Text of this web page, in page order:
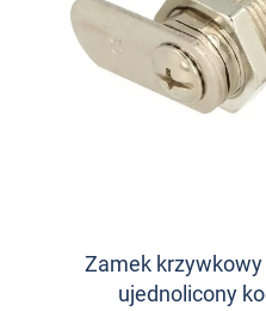
Zamek
ujednolicony